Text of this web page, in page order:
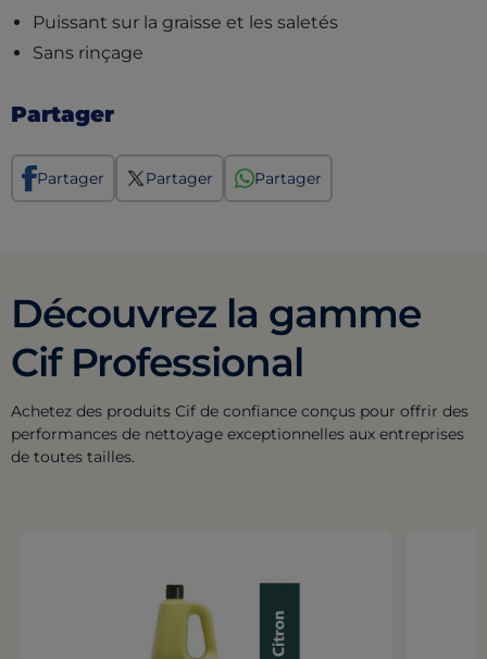
Puissant sur la graisse et les saletés
Sans rinçage
Partager
Partager Partager Partager
Découvrez la gamme
Cif Professional
Achetez des produits Cif de confiance conçus pour offrir des
performances de nettoyage exceptionnelles aux entreprises
de toutes tailles.